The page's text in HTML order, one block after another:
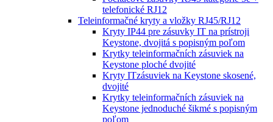
telefonické RJ12
Teleinformačné kryty a vložky RJ45/RJ12
Kryty IP44 pre zásuvky IT na prístroji
Keystone, dvojitá s popisným poľom
Krytky teleinformačních zásuviek na
Keystone ploché dvojité
Kryty ITzásuviek na Keystone skosené,
dvojité
Krytky teleinformačních zásuviek na
Keystone jednoduché šikmé s popisným
poľom